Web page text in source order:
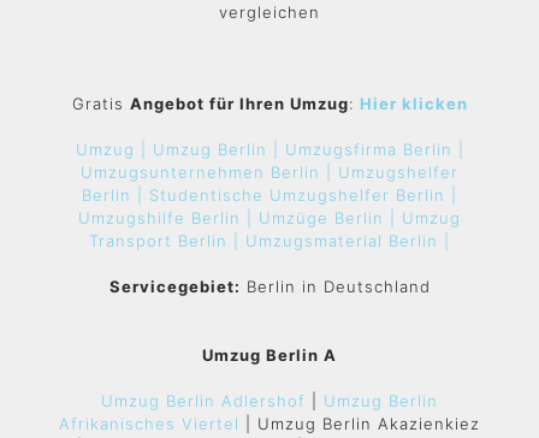
vergleichen
Gratis Angebot für Ihren Umzug: Hier klicken
Umzug | Umzug Berlin |
Umzugsfirma Berlin |
Umzugsunternehmen Berlin | Umzugshelfer
Berlin | Studentische Umzugshelfer Berlin |
Umzugshilfe Berlin | Umzüge Berlin | Umzug
Transport Berlin | Umzugsmaterial Berlin |
Servicegebiet: Berlin in Deutschland
Umzug Berlin A
Umzug Berlin Adlershof
Umzug Berlin
Afrikanisches Viertel
| Umzug Berlin Akazienkiez